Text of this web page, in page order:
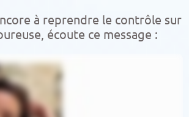
à reprendre le contrôle sur
écoute ce message :